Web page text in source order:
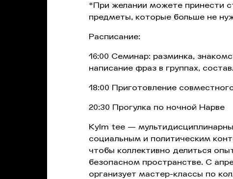
*При желании можете принести
предметы, которые больше не
Расписание:
16:00 Семинар: разминка,
написание фраз в группах,
18:00 Приготовление
20:30 Прогулка по ночной Нарве
Кylm tee —
социальным и политическим
чтобы коллективно делиться
безопасном пространстве. С
организует мастер-классы по